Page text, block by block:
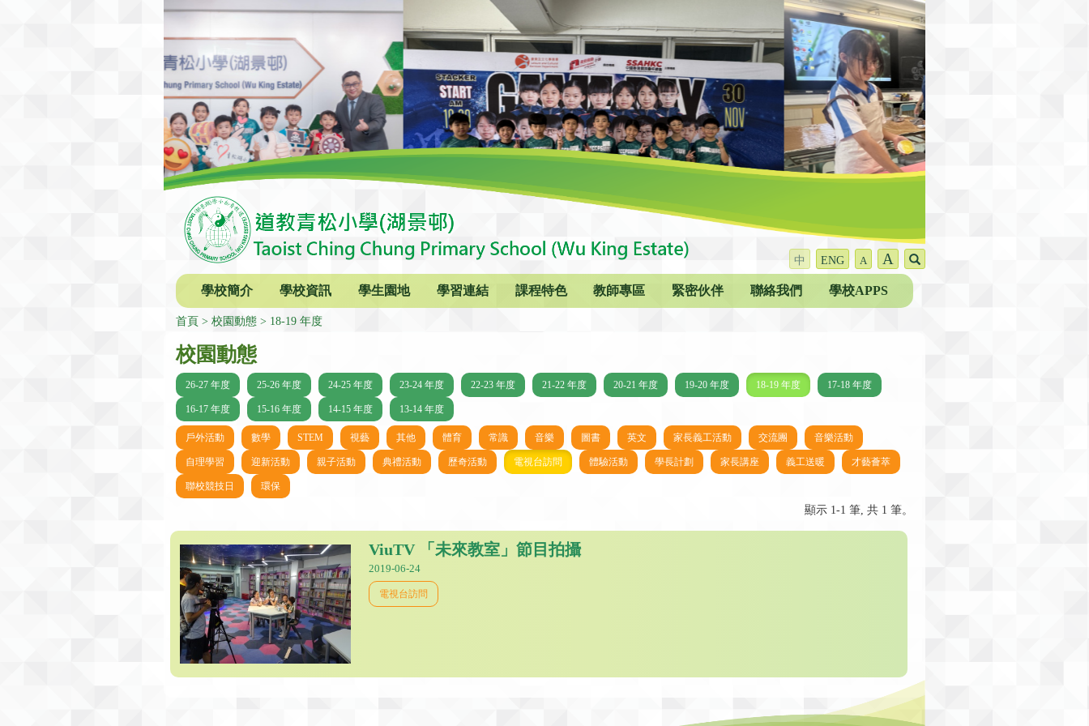
中 ENG A A
學校簡介 學校資訊 學生園地 學習連結 課程特色 教師專區 緊密伙伴 聯絡我們 學校APPS
首頁 校園動態 18-19 年度
校園動態
26-27 年度 25-26 年度 24-25 年度 23-24 年度 22-23 年度 21-22 年度 20-21 年度 19-20 年度 18-19 年度 17-18 年度
16-17 年度 15-16 年度 14-15 年度 13-14 年度
戶外活動 數學 STEM 視藝 其他 體育 常識 音樂 圖書 英文 家長義工活動 交流團 音樂活動
自理學習 迎新活動 親子活動 典禮活動 歷奇活動 電視台訪問 體驗活動 學長計劃 家長講座 義工送暖 才藝薈萃
聯校競技日 環保
顯示 1-1 筆, 共 1 筆。
ViuTV 「未來教室」節目拍攝
2019-06-24
電視台訪問